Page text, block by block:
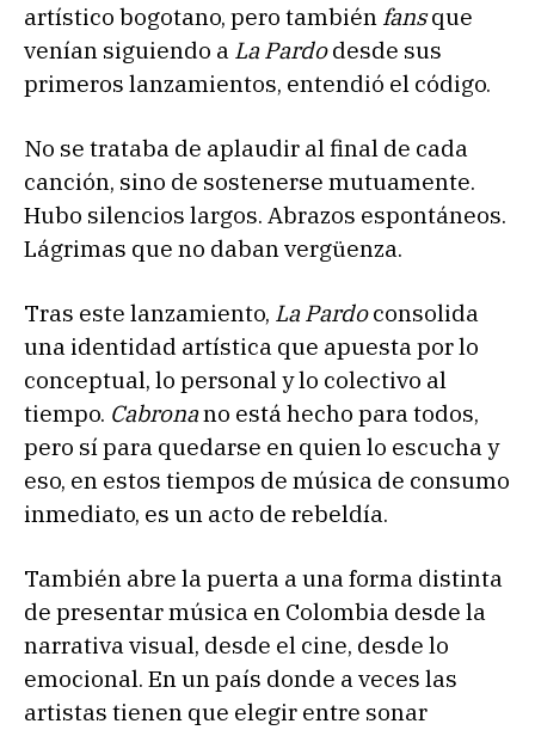
artístico bogotano, pero también fansque
venían siguiendo a La Pardodesde sus
primeros lanzamientos, entendió el código.
No se trataba de aplaudir al final de cada
canción, sino de sostenerse mutuamente.
Hubo silencios largos. Abrazos espontáneos.
Lágrimas que no daban vergüenza.
Tras este lanzamiento, La Pardoconsolida
una identidad artística que apuesta por lo
conceptual, lo personal y lo colectivo al
tiempo. Cabronano está hecho para todos,
pero sí para quedarse en quien lo escucha y
eso, en estos tiempos de música de consumo
inmediato, es un acto de rebeldía.
También abre la puerta a una forma distinta
de presentar música en Colombia desde la
narrativa visual, desde el cine, desde lo
emocional. En un país donde a veces las
artistas tienen que elegir entre sonar